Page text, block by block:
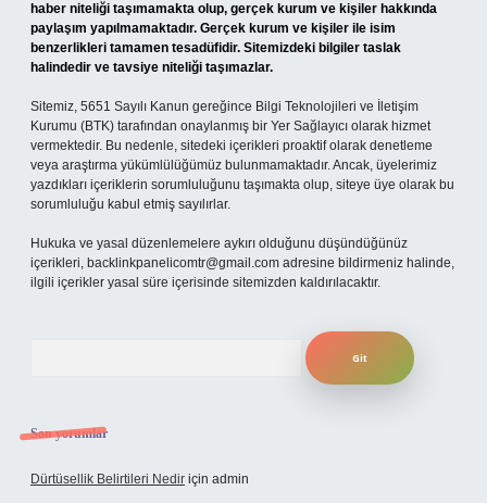
haber niteliği taşımamakta olup, gerçek kurum ve kişiler hakkında
paylaşım yapılmamaktadır. Gerçek kurum ve kişiler ile isim
benzerlikleri tamamen tesadüfidir. Sitemizdeki bilgiler taslak
halindedir ve tavsiye niteliği taşımazlar.
Sitemiz, 5651 Sayılı Kanun gereğince Bilgi Teknolojileri ve İletişim
Kurumu (BTK) tarafından onaylanmış bir Yer Sağlayıcı olarak hizmet
vermektedir. Bu nedenle, sitedeki içerikleri proaktif olarak denetleme
veya araştırma yükümlülüğümüz bulunmamaktadır. Ancak, üyelerimiz
yazdıkları içeriklerin sorumluluğunu taşımakta olup, siteye üye olarak bu
sorumluluğu kabul etmiş sayılırlar.
Hukuka ve yasal düzenlemelere aykırı olduğunu düşündüğünüz
içerikleri, backlinkpanelicomtr@gmail.com adresine bildirmeniz halinde,
ilgili içerikler yasal süre içerisinde sitemizden kaldırılacaktır.
Son yorumlar
Dürtüsellik Belirtileri Nedir için admin